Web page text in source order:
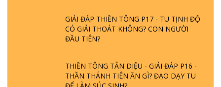
GIẢI ĐÁP THIỀN TÔNG P17 - TU TỊNH ĐỘ
CÓ GIẢI THOÁT KHÔNG? CON NGƯỜI
ĐẦU TIÊN?
THIỀN TÔNG TÂN DIỆU - GIẢI ĐÁP P16 -
THẦN THÁNH TIÊN ĂN GÌ? ĐẠO DẠY TU
ĐỂ LÀM SÚC SINH?